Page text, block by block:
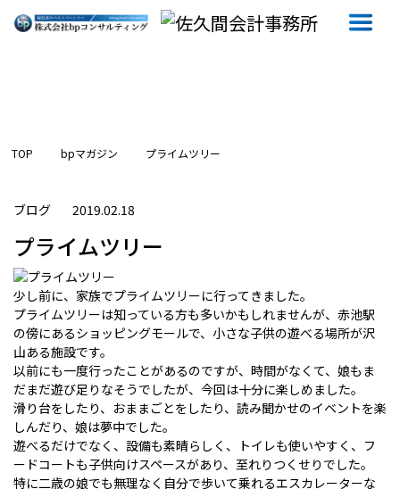
TOP bpマガジン プライムツリー
ブログ 2019.02.18
プライムツリー
少し前に、家族でプライムツリーに行ってきました。
プライムツリーは知っている方も多いかもしれませんが、赤池駅
の傍にあるショッピングモールで、小さな子供の遊べる場所が沢
山ある施設です。
以前にも一度行ったことがあるのですが、時間がなくて、娘もま
だまだ遊び足りなそうでしたが、今回は十分に楽しめました。
滑り台をしたり、おままごとをしたり、読み聞かせのイベントを楽
しんだり、娘は夢中でした。
遊べるだけでなく、設備も素晴らしく、トイレも使いやすく、フ
ードコートも子供向けスペースがあり、至れりつくせりでした。
特に二歳の娘でも無理なく自分で歩いて乗れるエスカレーターな